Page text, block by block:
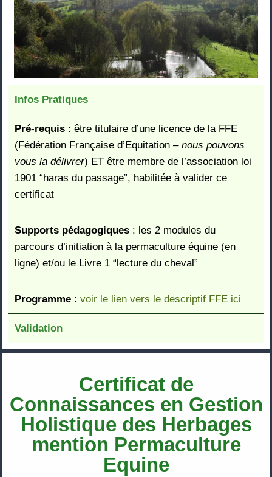
Infos Pratiques
Pré-requis : être titulaire d’une licence de la FFE
(Fédération Française d’Equitation – nous pouvons
vous la délivrer) ET être membre de l’association loi
1901 “haras du passage”, habilitée à valider ce
certificat
Supports pédagogiques : les 2 modules du
parcours d’initiation à la permaculture équine (en
ligne) et/ou le Livre 1 “lecture du cheval”
Programme : voir le lien vers le descriptif FFE ici
Validation
Certificat de
Connaissances en Gestion
Holistique des Herbages
mention Permaculture
Equine